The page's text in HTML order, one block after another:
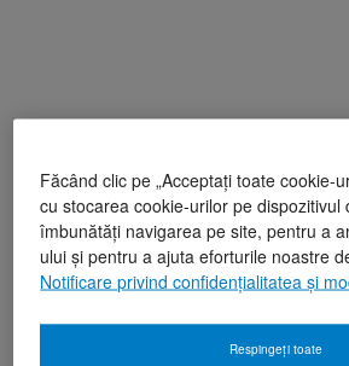
Făcând clic pe „Acceptați toate cookie-
cu stocarea cookie-urilor pe dispozitivul
îmbunătăți navigarea pe site, pentru a
ului și pentru a ajuta eforturile noastre
Notificare privind confidențialitatea și
Respingeți toate